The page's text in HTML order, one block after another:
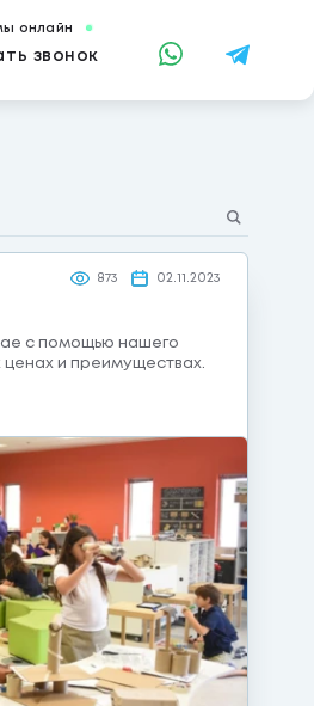
звонок
онлайн
873 02.11.2023
с помощью нашего
и преимуществах.